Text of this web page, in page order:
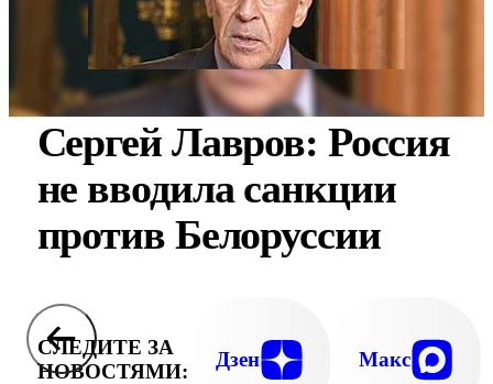
Сергей Лавров: Россия
не вводила санкции
против Белоруссии
СЛЕДИТЕ ЗА
НОВОСТЯМИ:
Дзен Макс